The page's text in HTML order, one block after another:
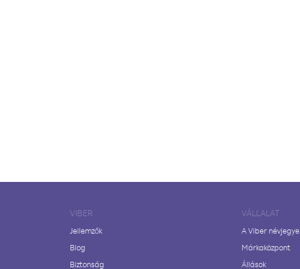
VIBER
Jellemzők
Blog
Biztonság
VÁLLALAT
A Viber névjegye
Márkaközpont
Állások